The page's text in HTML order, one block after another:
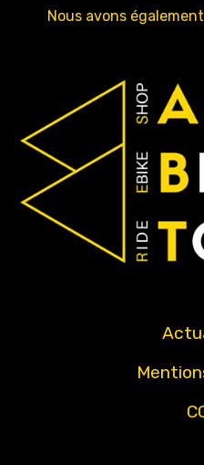
Nous avons